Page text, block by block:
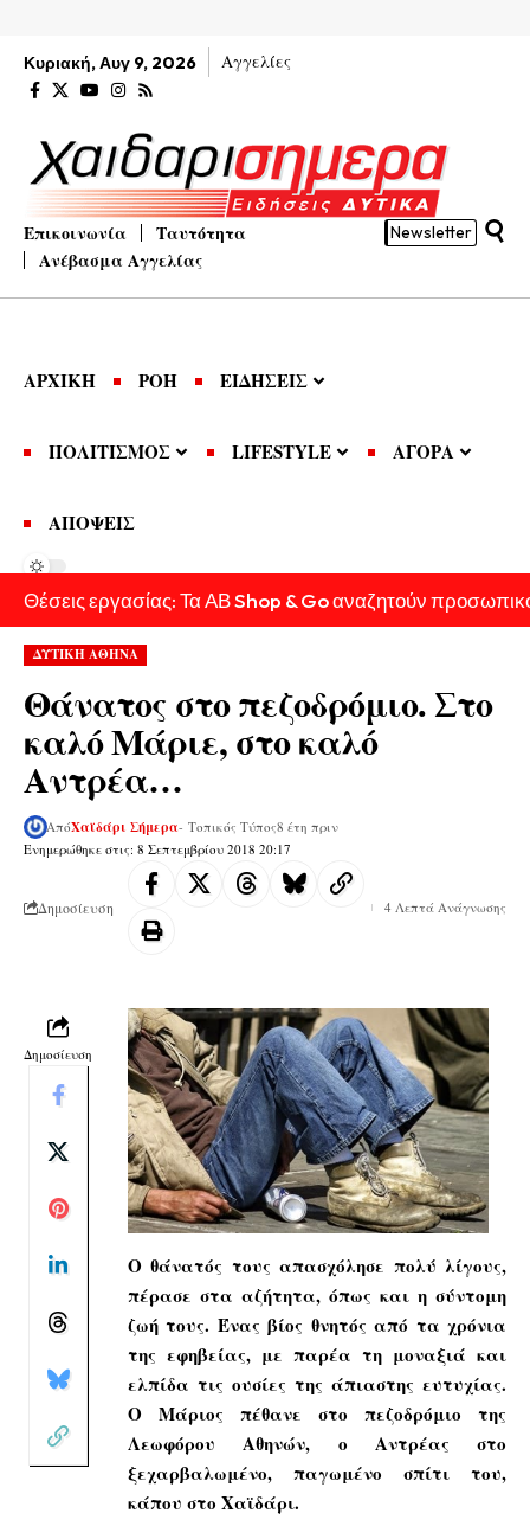
Κυριακή, Αυγ 9, 2026 Αγγελίες
Επικοινωνία
Ταυτότητα
Ανέβασμα Αγγελίας
Newsletter
ΑΡΧΙΚΗ ΡΟΗ ΕΙΔΗΣΕΙΣ
ΠΟΛΙΤΙΣΜΟΣ LIFESTYLE ΑΓΟΡΑ
ΑΠΟΨΕΙΣ
Θέσεις εργασίας: Τα ΑΒ Shop & Go αναζητούν
ΔΥΤΙΚΗ ΑΘΗΝΑ
Θάνατος στο πεζοδρόμιο. Στο
καλό Μάριε, στο καλό
Αντρέα…
Ενημερώθηκε στις: 8 Σεπτεμβρίου 2018 20:17
ΑπόΧαϊδάρι Σήμερα- Τοπικός Τύπος8 έτη πριν
Δημοσίευση 4 Λεπτά Ανάγνωσης
Δημοσίευση
Ο θάνατός τους απασχόλησε πολύ λίγους,
πέρασε στα αζήτητα, όπως και η σύντομη
ζωή τους. Ένας βίος θνητός από τα χρόνια
της εφηβείας, με παρέα τη μοναξιά και
ελπίδα τις ουσίες της άπιαστης ευτυχίας.
Ο Μάριος πέθανε στο πεζοδρόμιο της
Λεωφόρου Αθηνών, ο Αντρέας στο
ξεχαρβαλωμένο, παγωμένο σπίτι του,
κάπου στο Χαϊδάρι.